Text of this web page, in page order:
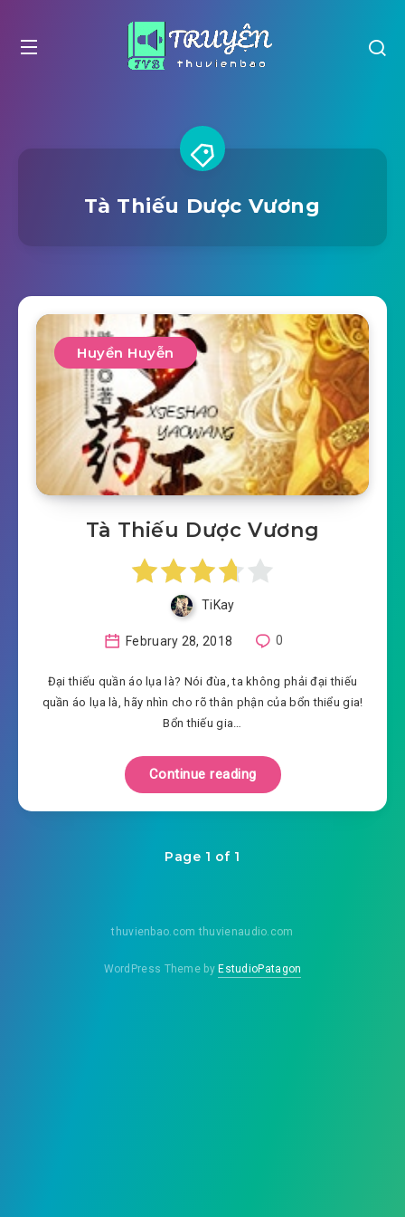
Tà Thiếu Dược Vương
Huyền Huyễn
Tà Thiếu Dược Vương
TiKay
February 28, 2018 0
Đại thiếu quần áo lụa là? Nói đùa, ta không phải đại thiếu
quần áo lụa là, hãy nhìn cho rõ thân phận của bổn thiểu gia!
Bổn thiếu gia…
Continue reading
Page 1 of 1
thuvienbao.com thuvienaudio.com
WordPress Theme byEstudioPatagon